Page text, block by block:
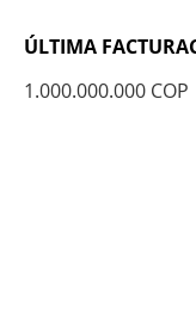
ÚLTIMA
1.000.000.000 COP